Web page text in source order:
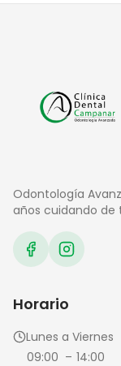
Odontología
años cuidando de
Horario
Lunes a Viernes
09:00 – 14:00